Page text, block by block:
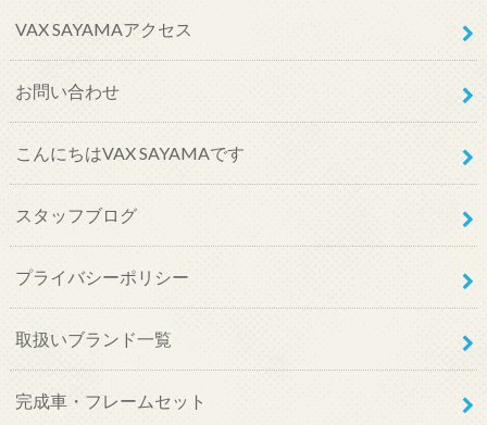
VAX SAYAMAアクセス
お問い合わせ
こんにちはVAX SAYAMAです
スタッフブログ
プライバシーポリシー
取扱いブランド一覧
完成車・フレームセット